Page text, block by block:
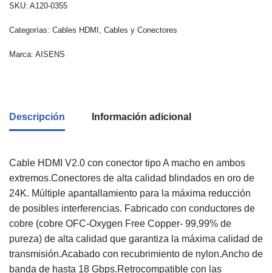
SKU: A120-0355
Categorías: Cables HDMI Cables y Conectores
Marca: AISENS
Descripción Información adicional
Cable HDMI V2.0 con conector tipo A macho en ambos
extremos.Conectores de alta calidad blindados en oro de
24K. Múltiple apantallamiento para la máxima reducción
de posibles interferencias. Fabricado con conductores de
cobre (cobre OFC-Oxygen Free Copper- 99,99% de
pureza) de alta calidad que garantiza la máxima calidad de
transmisión.Acabado con recubrimiento de nylon.Ancho de
banda de hasta 18 Gbps.Retrocompatible con las